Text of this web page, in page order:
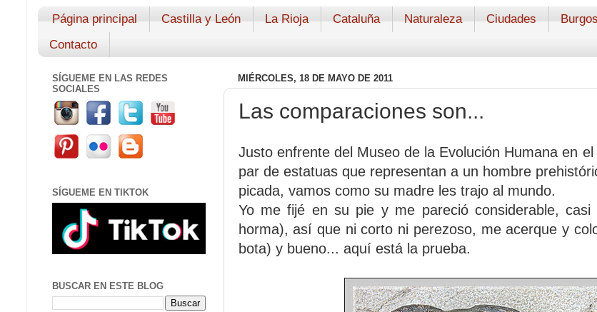
Página principal Castilla y León La Rioja Cataluña Naturaleza Ciudades Burgos
Contacto
MIÉRCOLES, 18 DE MAYO DE 2011
Las comparaciones son...
Justo enfrente del Museo de la Evolución Humana en
par de estatuas que representan a un hombre
picada, vamos como su madre les trajo al mundo.
Yo me fijé en su pie y me pareció considerable,
horma), así que ni corto ni perezoso, me acerque y
bota) y bueno... aquí está la prueba.
SÍGUEME EN LAS REDES
SOCIALES
SÍGUEME EN TIKTOK
BUSCAR EN ESTE BLOG